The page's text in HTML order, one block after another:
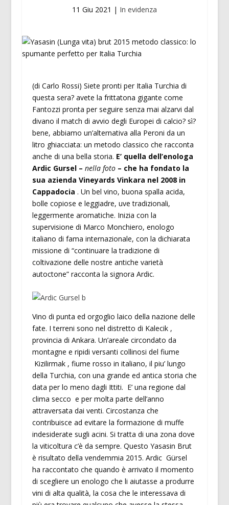
11 Giu 2021 | In evidenza
(di Carlo Rossi) Siete pronti per Italia Turchia di
questa sera? avete la frittatona gigante come
Fantozzi pronta per seguire senza mai alzarvi dal
divano il match di avvio degli Europei di calcio? sì?
bene, abbiamo un’alternativa alla Peroni da un
litro ghiacciata: un metodo classico che racconta
anche di una bella storia. E’ quella dell’enologa
Ardic Gursel – nella foto– che ha fondato la
sua azienda Vineyards Vinkara nel 2008 in
Cappadocia . Un bel vino, buona spalla acida,
bolle copiose e leggiadre, uve tradizionali,
leggermente aromatiche. Inizia con la
supervisione di Marco Monchiero, enologo
italiano di fama internazionale, con la dichiarata
missione di “continuare la tradizione di
coltivazione delle nostre antiche varietà
autoctone” racconta la signora Ardic.
Vino di punta ed orgoglio laico della nazione delle
fate. I terreni sono nel distretto di Kalecik ,
provincia di Ankara. Un’areale circondato da
montagne e ripidi versanti collinosi del fiume
Kizilirmak , fiume rosso in italiano, il piu’ lungo
della Turchia, con una grande ed antica storia che
data per lo meno dagli Ittiti. E’ una regione dal
clima secco e per molta parte dell’anno
attraversata dai venti. Circostanza che
contribuisce ad evitare la formazione di muffe
indesiderate sugli acini. Si tratta di una zona dove
la viticoltura c’è da sempre. Questo Yasasin Brut
è risultato della vendemmia 2015. Ardic Gürsel
ha raccontato che quando è arrivato il momento
di scegliere un enologo che li aiutasse a produrre
vini di alta qualità, la cosa che le interessava di